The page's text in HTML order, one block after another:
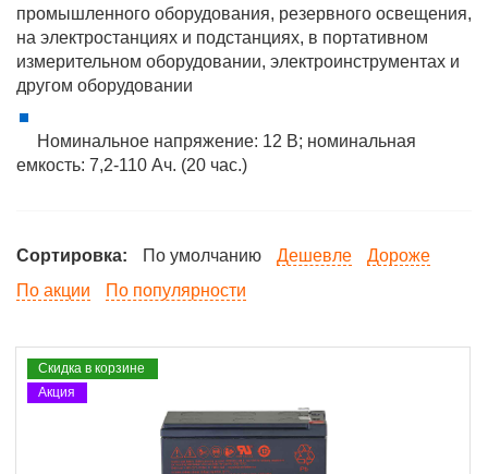
промышленного оборудования, резервного освещения,
на электростанциях и подстанциях, в портативном
измерительном оборудовании, электроинструментах и
другом оборудовании
Номинальное напряжение: 12 В; номинальная
емкость: 7,2-110 Ач. (20 час.)
Сортировка: По умолчанию Дешевле
Дороже
По акции
По популярности
Скидка в корзине
Акция